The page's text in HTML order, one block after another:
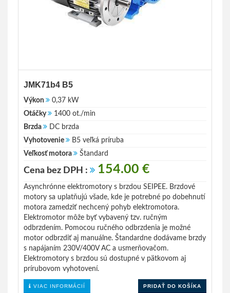
JMK71b4 B5
Výkon
0,37 kW
Otáčky
1400 ot./min
Brzda
DC brzda
Vyhotovenie
B5 veľká príruba
Veľkosť motora
Štandard
Cena bez DPH : 154.00 €
Asynchrónne elektromotory s brzdou SEIPEE. Brzdové
motory sa uplatňujú všade, kde je potrebné po dobehnutí
motora zamedziť nechcený pohyb elektromotora.
Elektromotor môže byť vybavený tzv. ručným
odbrzdením. Pomocou ručného odbrzdenia je možné
motor odbrzdiť aj manuálne. Štandardne dodávame brzdy
s napájaním 230V/400V AC a usmerňovačom.
Elektromotory s brzdou sú dostupné v pätkovom aj
prírubovom vyhotovení.
VIAC INFORMÁCIÍ PRIDAŤ DO KOŠÍKA